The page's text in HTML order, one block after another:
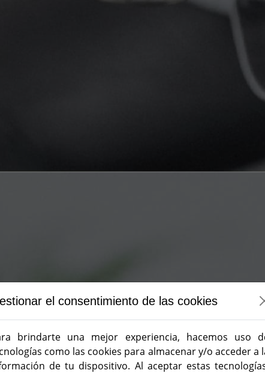
el consentimiento de las cookies
brindarte una mejor experiencia, hacemos uso
como las cookies para almacenar y/o acceder a
de tu dispositivo. Al aceptar estas